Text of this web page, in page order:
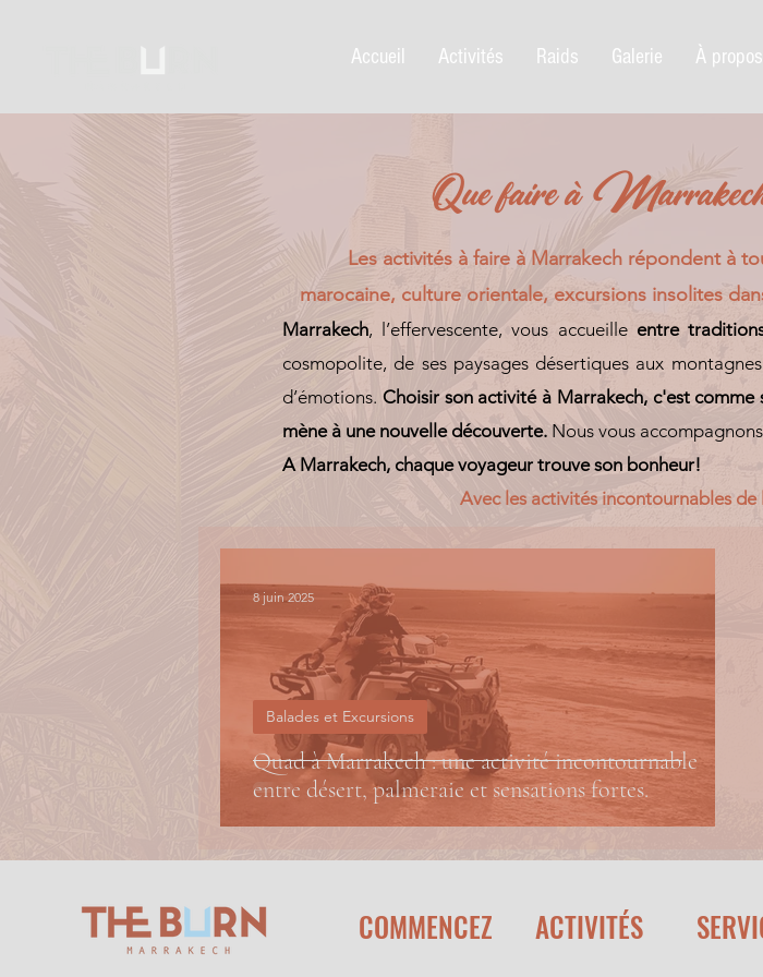
Accueil Activités Raids Galerie À propos
Que faire à
Les activités à faire à Marrakech répondent à
marocaine, culture orientale, excursions insolites
Marrakech, l’effervescente, vous accueille entre
cosmopolite, de ses paysages désertiques aux
d’émotions. Choisir son activité à Marrakech, c'est
mène à une nouvelle découverte. Nous vous
A Marrakech, chaque voyageur trouve son bonheur!
Avec les activités incontournables
Quad à Marrakech : une activité incontournable
entre désert, palmeraie et sensations fortes.
Balades et Excursions
8 juin 2025
COMMENCEZ ACTIVITÉS